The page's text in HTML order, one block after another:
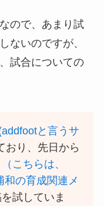
ので、あまり試
ないのですが、
試合についての
と言うサ
おり、先日から
こちらは、
和の育成関連メ
試していま